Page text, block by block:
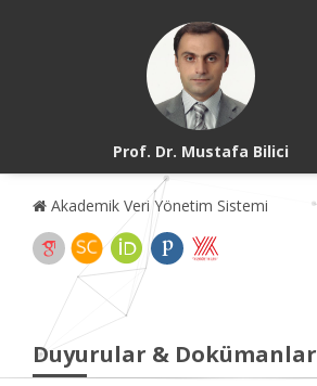
Prof. Dr. Mustafa Bilici
Akademik Veri Yönetim Sistemi
Duyurular & Dokümanlar